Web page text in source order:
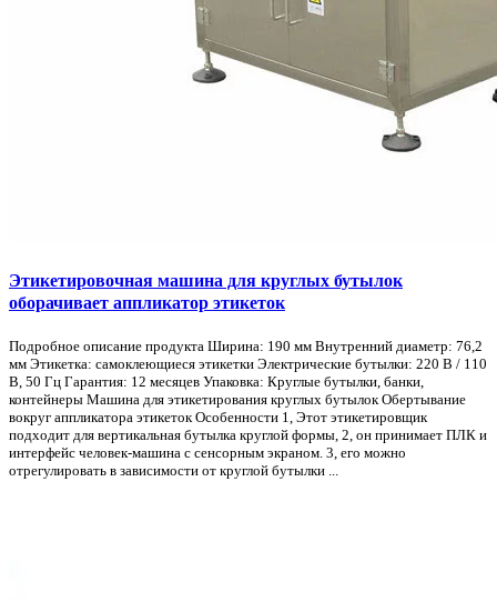
Этикетировочная машина для круглых бутылок
оборачивает аппликатор этикеток
Подробное описание продукта Ширина: 190 мм Внутренний диаметр: 76,2
мм Этикетка: самоклеющиеся этикетки Электрические бутылки: 220 В / 110
В, 50 Гц Гарантия: 12 месяцев Упаковка: Круглые бутылки, банки,
контейнеры Машина для этикетирования круглых бутылок Обертывание
вокруг аппликатора этикеток Особенности 1, Этот этикетировщик
подходит для вертикальная бутылка круглой формы, 2, он принимает ПЛК и
интерфейс человек-машина с сенсорным экраном. 3, его можно
отрегулировать в зависимости от круглой бутылки ...